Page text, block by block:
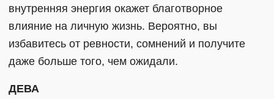
внутренняя энергия окажет благотворное
влияние на личную жизнь. Вероятно, вы
избавитесь от ревности, сомнений и получите
даже больше того, чем ожидали.
ДЕВА